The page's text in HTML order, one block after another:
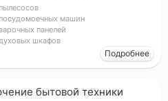
машин
панелей
шкафов
Подробнее
бытовой техники
фото помогут мастеру